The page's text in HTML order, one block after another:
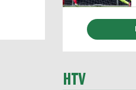
HTV